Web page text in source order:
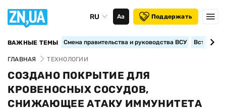
RU Аа Поддержать
ВАЖНЫЕ ТЕМЫ Смена правительства и руководства ВСУ
ГЛАВНАЯ ТЕХНОЛОГИИ
СОЗДАНО ПОКРЫТИЕ ДЛЯ
КРОВЕНОСНЫХ СОСУДОВ,
СНИЖАЮЩЕЕ АТАКУ ИММУНИТЕТА